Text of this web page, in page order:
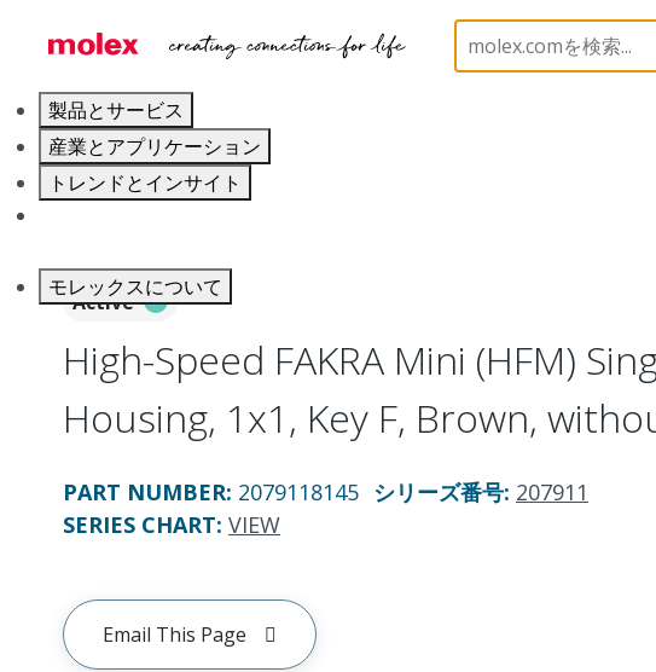
製品とサービス
産業とアプリケーション
トレンドとインサイト
モレックスについて
PCB / Wire Connectors Connector
Active
High-Speed FAKRA Mini (HFM)
Housing, 1x1, Key F, Brown,
PART NUMBER: 2079118145 シリーズ番号: 207911
SERIES CHART: VIEW
Email This Page